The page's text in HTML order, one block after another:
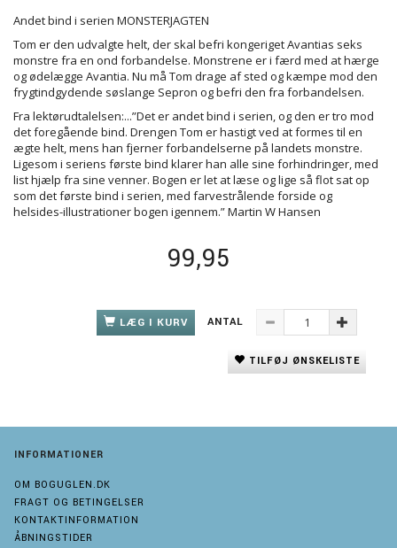
Andet bind i serien MONSTERJAGTEN
Tom er den udvalgte helt, der skal befri kongeriget Avantias seks
monstre fra en ond forbandelse. Monstrene er i færd med at hærge
og ødelægge Avantia. Nu må Tom drage af sted og kæmpe mod den
frygtindgydende søslange Sepron og befri den fra forbandelsen.
Fra lektørudtalelsen:...”Det er andet bind i serien, og den er tro mod
det foregående bind. Drengen Tom er hastigt ved at formes til en
ægte helt, mens han fjerner forbandelserne på landets monstre.
Ligesom i seriens første bind klarer han alle sine forhindringer, med
list hjælp fra sine venner. Bogen er let at læse og lige så flot sat op
som det første bind i serien, med farvestrålende forside og
helsides-illustrationer bogen igennem.” Martin W Hansen
99,95
LÆG I KURV ANTAL
TILFØJ ØNSKELISTE
INFORMATIONER
OM BOGUGLEN.DK
FRAGT OG BETINGELSER
KONTAKTINFORMATION
ÅBNINGSTIDER